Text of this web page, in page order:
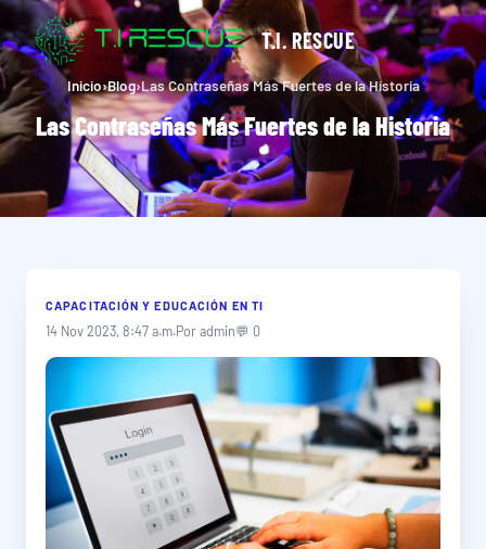
T.I. RESCUE
Inicio›Blog›Las Contraseñas Más Fuertes de la Historia
Las Contraseñas Más Fuertes de la Historia
CAPACITACIÓN Y EDUCACIÓN EN TI
14 Nov 2023, 8:47 a.m.Por admin💬 0